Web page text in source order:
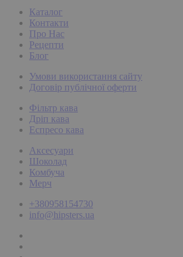
Каталог
Контакти
Про Нас
Рецепти
Блог
Умови використання сайту
Договір публічної оферти
Фільтр кава
Дріп кава
Еспресо кава
Аксесуари
Шоколад
Комбуча
Мерч
+380958154730
info@hipsters.ua